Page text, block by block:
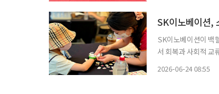
SK이노베이션,
SK이노베이션이 백
서 회복과 사회적 교류를 지원했다. SK이노베이션은
2026-06-24 08:55